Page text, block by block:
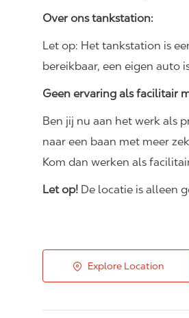
Over ons tankstation:
Let op: Het tankstation is
bereikbaar, een eigen auto
Geen ervaring als facilitair
Ben jij nu aan het werk als
naar een baan met meer
Kom dan werken als
Let op! De locatie is alleen
Explore Location